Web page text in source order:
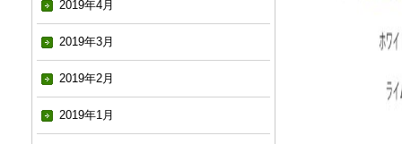
2019年4月
2019年3月
2019年2月
2019年1月